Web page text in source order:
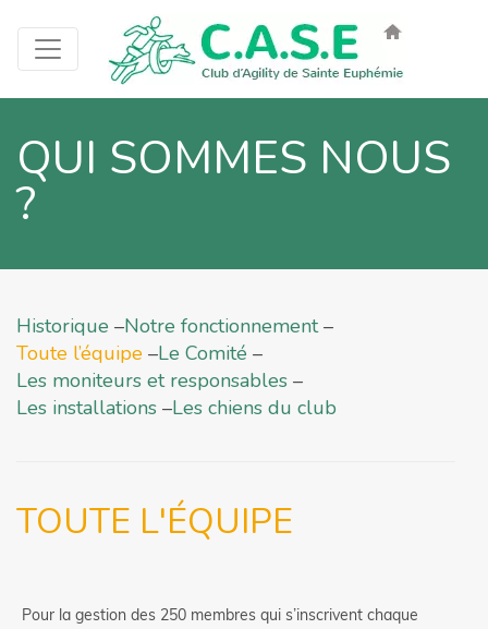
QUI SOMMES NOUS
?
Historique
Notre fonctionnement
Toute l’équipe
Le Comité
Les moniteurs et responsables
Les installations
Les chiens du club
TOUTE L'ÉQUIPE
Pour la gestion des 250 membres qui s’inscrivent chaque